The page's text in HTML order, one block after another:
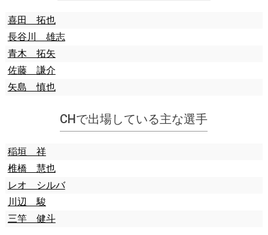
喜田 拓也
長谷川 雄志
青木 拓矢
佐藤 謙介
矢島 慎也
CHで出場している主な選手
稲垣 祥
椎橋 慧也
レオ シルバ
川辺 駿
三竿 健斗